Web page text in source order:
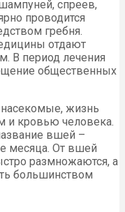
спреев,
проводится
гребня.
отдают
В период лечения
общественных
жизнь
и кровью человека.
вшей –
месяца. От вшей
размножаются, а
большинством